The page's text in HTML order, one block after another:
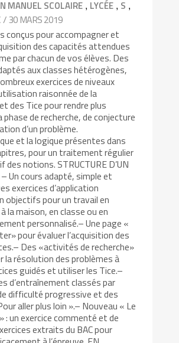
MANUEL SCOLAIRE , LYCÉE , S ,
/ 30 MARS 2019
conçus pour accompagner et
des capacités attendues
par chacun de vos élèves. Des
aux classes hétérogènes,
exercices de niveaux
raisonnée de la
des Tice pour rendre plus
de recherche, de conjecture
d’un problème.
et la logique présentes dans
pour un traitement régulier
notions. STRUCTURE D’UN
– Un cours adapté, simple et
exercices d’application
objectifs pour un travail en
la maison, en classe ou en
personnalisé.– Une page «
pour évaluer l’acquisition des
Des «activités de recherche»
la résolution des problèmes à
guidés et utiliser les Tice.–
d’entraînement classés par
difficulté progressive et des
aller plus loin ».– Nouveau « Le
: un exercice commenté et de
extraits du BAC pour